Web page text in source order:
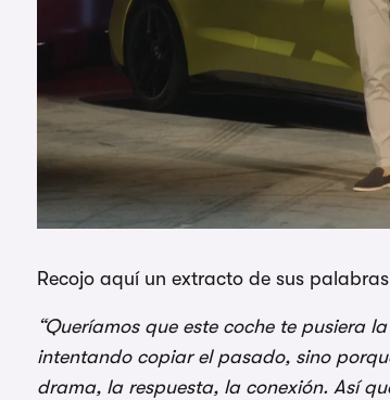
Recojo aquí un extracto de sus
“Queríamos que este coche te pusiera
intentando copiar el pasado, sino
drama, la respuesta, la conexión. Así